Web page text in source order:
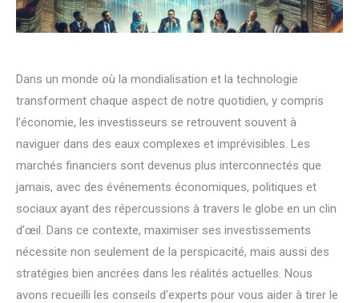
Dans un monde où la mondialisation et la technologie
transforment chaque aspect de notre quotidien, y compris
l’économie, les investisseurs se retrouvent souvent à
naviguer dans des eaux complexes et imprévisibles. Les
marchés financiers sont devenus plus interconnectés que
jamais, avec des événements économiques, politiques et
sociaux ayant des répercussions à travers le globe en un clin
d’œil. Dans ce contexte, maximiser ses investissements
nécessite non seulement de la perspicacité, mais aussi des
stratégies bien ancrées dans les réalités actuelles. Nous
avons recueilli les conseils d’experts pour vous aider à tirer le